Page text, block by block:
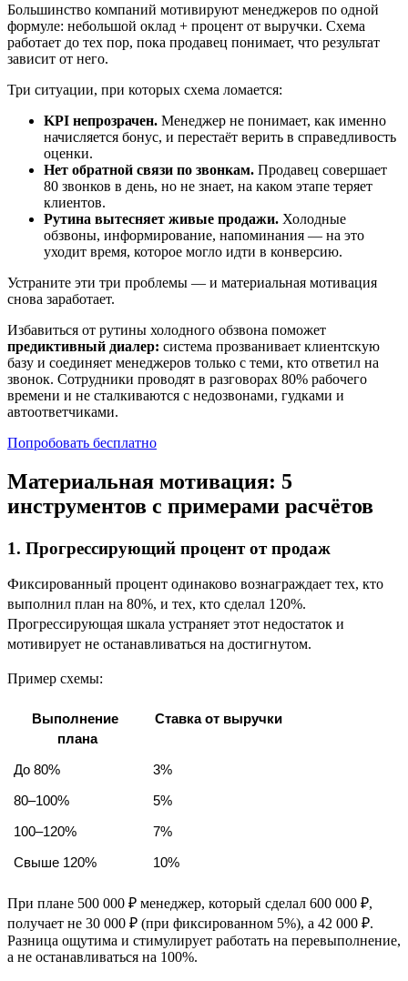
Большинство компаний мотивируют менеджеров по одной
формуле: небольшой оклад + процент от выручки. Схема
работает до тех пор, пока продавец понимает, что результат
зависит от него.
Три ситуации, при которых схема ломается:
KPI непрозрачен. Менеджер не понимает, как именно
начисляется бонус, и перестаёт верить в справедливость
оценки.
Нет обратной связи по звонкам. Продавец совершает
80 звонков в день, но не знает, на каком этапе теряет
клиентов.
Рутина вытесняет живые продажи. Холодные
обзвоны, информирование, напоминания — на это
уходит время, которое могло идти в конверсию.
Устраните эти три проблемы — и материальная мотивация
снова заработает.
Избавиться от рутины холодного обзвона поможет
предиктивный диалер: система прозванивает клиентскую
базу и соединяет менеджеров только с теми, кто ответил на
звонок. Сотрудники проводят в разговорах 80% рабочего
времени и не сталкиваются с недозвонами, гудками и
автоответчиками.
Попробовать бесплатно
Материальная мотивация: 5
инструментов с примерами расчётов
1. Прогрессирующий процент от продаж
Фиксированный процент одинаково вознаграждает тех, кто
выполнил план на 80%, и тех, кто сделал 120%.
Прогрессирующая шкала устраняет этот недостаток и
мотивирует не останавливаться на достигнутом.
Пример схемы:
Выполнение
плана
Ставка от выручки
До 80% 3%
80–100% 5%
100–120% 7%
Свыше 120% 10%
При плане 500 000 ₽ менеджер, который сделал 600 000 ₽,
получает не 30 000 ₽ (при фиксированном 5%), а 42 000 ₽.
Разница ощутима и стимулирует работать на перевыполнение,
а не останавливаться на 100%.